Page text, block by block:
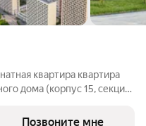
квартира квартира
дома (корпус 15, секция
шоссе». 8 минут
Позвоните мне